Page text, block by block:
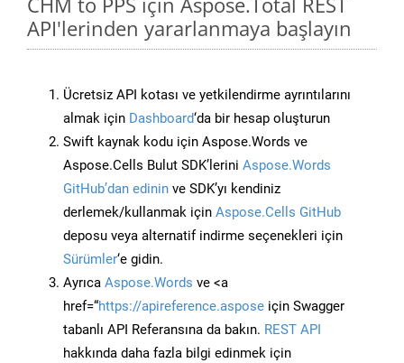
API'lerinden yararlanmaya başlayın
Ücretsiz API kotası ve yetkilendirme ayrıntılarını
almak için Dashboard‘da bir hesap oluşturun
Swift kaynak kodu için Aspose.Words ve
Aspose.Cells Bulut SDK’lerini Aspose.Words
GitHub’dan edinin ve SDK’yı kendiniz
derlemek/kullanmak için Aspose.Cells GitHub
deposu veya alternatif indirme seçenekleri için
Sürümler‘e gidin.
Ayrıca Aspose.Words ve <a
href=“https://apireference.aspose için Swagger
tabanlı API Referansına da bakın. REST API
hakkında daha fazla bilgi edinmek için